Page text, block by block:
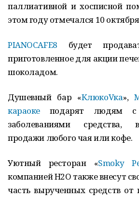
паллиативной и хосписной
этом году отмечался 10
PIANOCAFE8 будет
приготовленное для акции
шоколадом.
Душевный бар «КлюкоVка»,
караоке подарят людям с
заболеваниями средства,
продажи любого чая или кофе.
Уютный ресторан «Smoky
компанией H2O также внесут
часть вырученных средств